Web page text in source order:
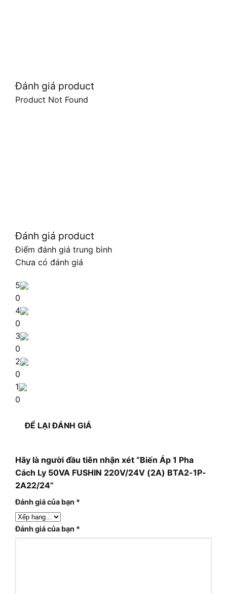
Đánh giá product
Product Not Found
Đánh giá product
Điểm đánh giá trung bình
Chưa có đánh giá
5
0
4
0
3
0
2
0
1
0
ĐỂ LẠI ĐÁNH GIÁ
Hãy là người đầu tiên nhận xét “Biến Áp 1 Pha
Cách Ly 50VA FUSHIN 220V/24V (2A) BTA2-1P-
2A22/24”
Đánh giá của bạn *
Đánh giá của bạn *